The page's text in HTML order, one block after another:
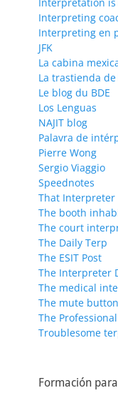
Interpreting
Interpreting en
JFK
La cabina
La trastienda
Le blog du BDE
Los Lenguas
NAJIT blog
Palavra de
Pierre Wong
Sergio Viaggio
Speednotes
That Interpreter
The booth
The court
The Daily Terp
The ESIT Post
The Interpreter
The medical
The mute button
The
Troublesome
Formación